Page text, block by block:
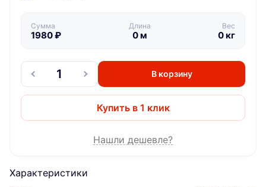
Характеристики
Сумма
1980₽
Длина
0м
Вес
0кг
В корзину
Купить в 1 клик
Нашли дешевле?